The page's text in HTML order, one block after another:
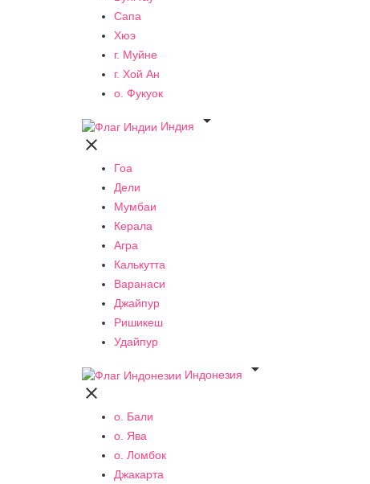
Сапа
Хюэ
г. Муйне
г. Хой Ан
о. Фукуок
Индия


Гоа
Дели
Мумбаи
Керала
Агра
Калькутта
Варанаси
Джайпур
Ришикеш
Удайпур
Индонезия


о. Бали
о. Ява
о. Ломбок
Джакарта